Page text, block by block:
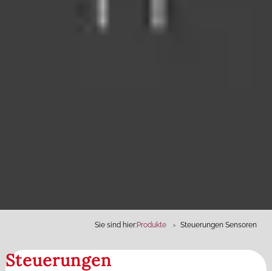
Sie sind hier:Produkte Steuerungen Sensoren
Steuerungen